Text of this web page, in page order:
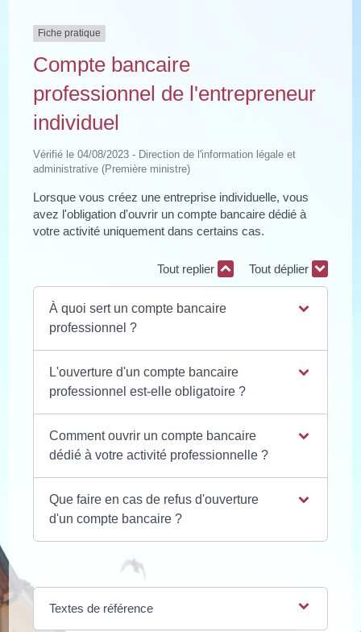
Fiche pratique
Compte bancaire
professionnel de l'entrepreneur
individuel
Vérifié le 04/08/2023 - Direction de l'information légale et
administrative (Première ministre)
Lorsque vous créez une entreprise individuelle, vous
avez l'obligation d'ouvrir un compte bancaire dédié à
votre activité uniquement dans certains cas.
Tout replier Tout déplier
À quoi sert un compte bancaire
professionnel ?
L'ouverture d'un compte bancaire
professionnel est-elle obligatoire ?
Comment ouvrir un compte bancaire
dédié à votre activité professionnelle ?
Que faire en cas de refus d'ouverture
d'un compte bancaire ?
Textes de référence